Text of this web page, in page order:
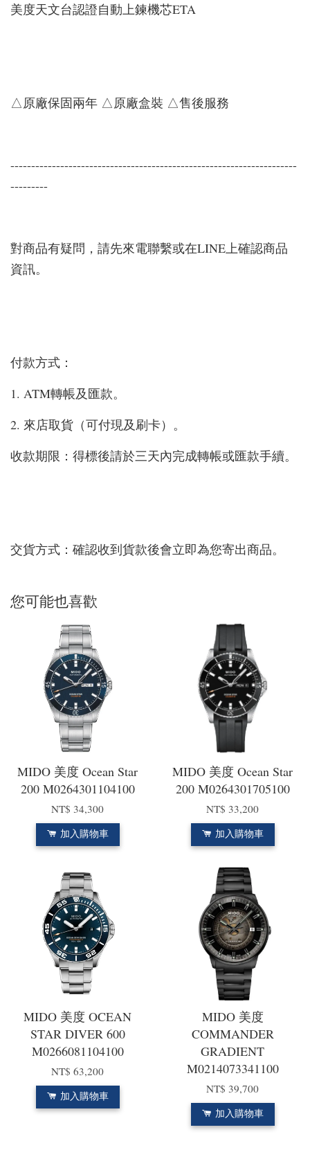
美度天文台認證自動上鍊機芯ETA
△原廠保固兩年 △原廠盒裝 △售後服務
---------------------------------------------------------------------
---------
對商品有疑問，請先來電聯繫或在LINE上確認商品
資訊。
付款方式：
1. ATM轉帳及匯款。
2. 來店取貨（可付現及刷卡）。
收款期限：得標後請於三天內完成轉帳或匯款手續。
交貨方式：確認收到貨款後會立即為您寄出商品。
您可能也喜歡
MIDO 美度 Ocean Star
200 M0264301104100
NT$ 34,300
加入購物車
MIDO 美度 Ocean Star
200 M0264301705100
NT$ 33,200
加入購物車
MIDO 美度 OCEAN
STAR DIVER 600
M0266081104100
NT$ 63,200
加入購物車
MIDO 美度
COMMANDER
GRADIENT
M0214073341100
NT$ 39,700
加入購物車